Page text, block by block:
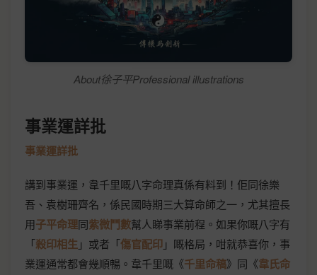
About徐子平Professional illustrations
事業運詳批
事業運詳批
講到事業運，韋千里嘅八字命理真係有料到！佢同徐樂
吾、袁樹珊齊名，係民國時期三大算命師之一，尤其擅長
用子平命理同紫微鬥數幫人睇事業前程。如果你嘅八字有
「殺印相生」或者「傷官配印」嘅格局，咁就恭喜你，事
業運通常都會幾順暢。韋千里嘅《千里命稿》同《韋氏命